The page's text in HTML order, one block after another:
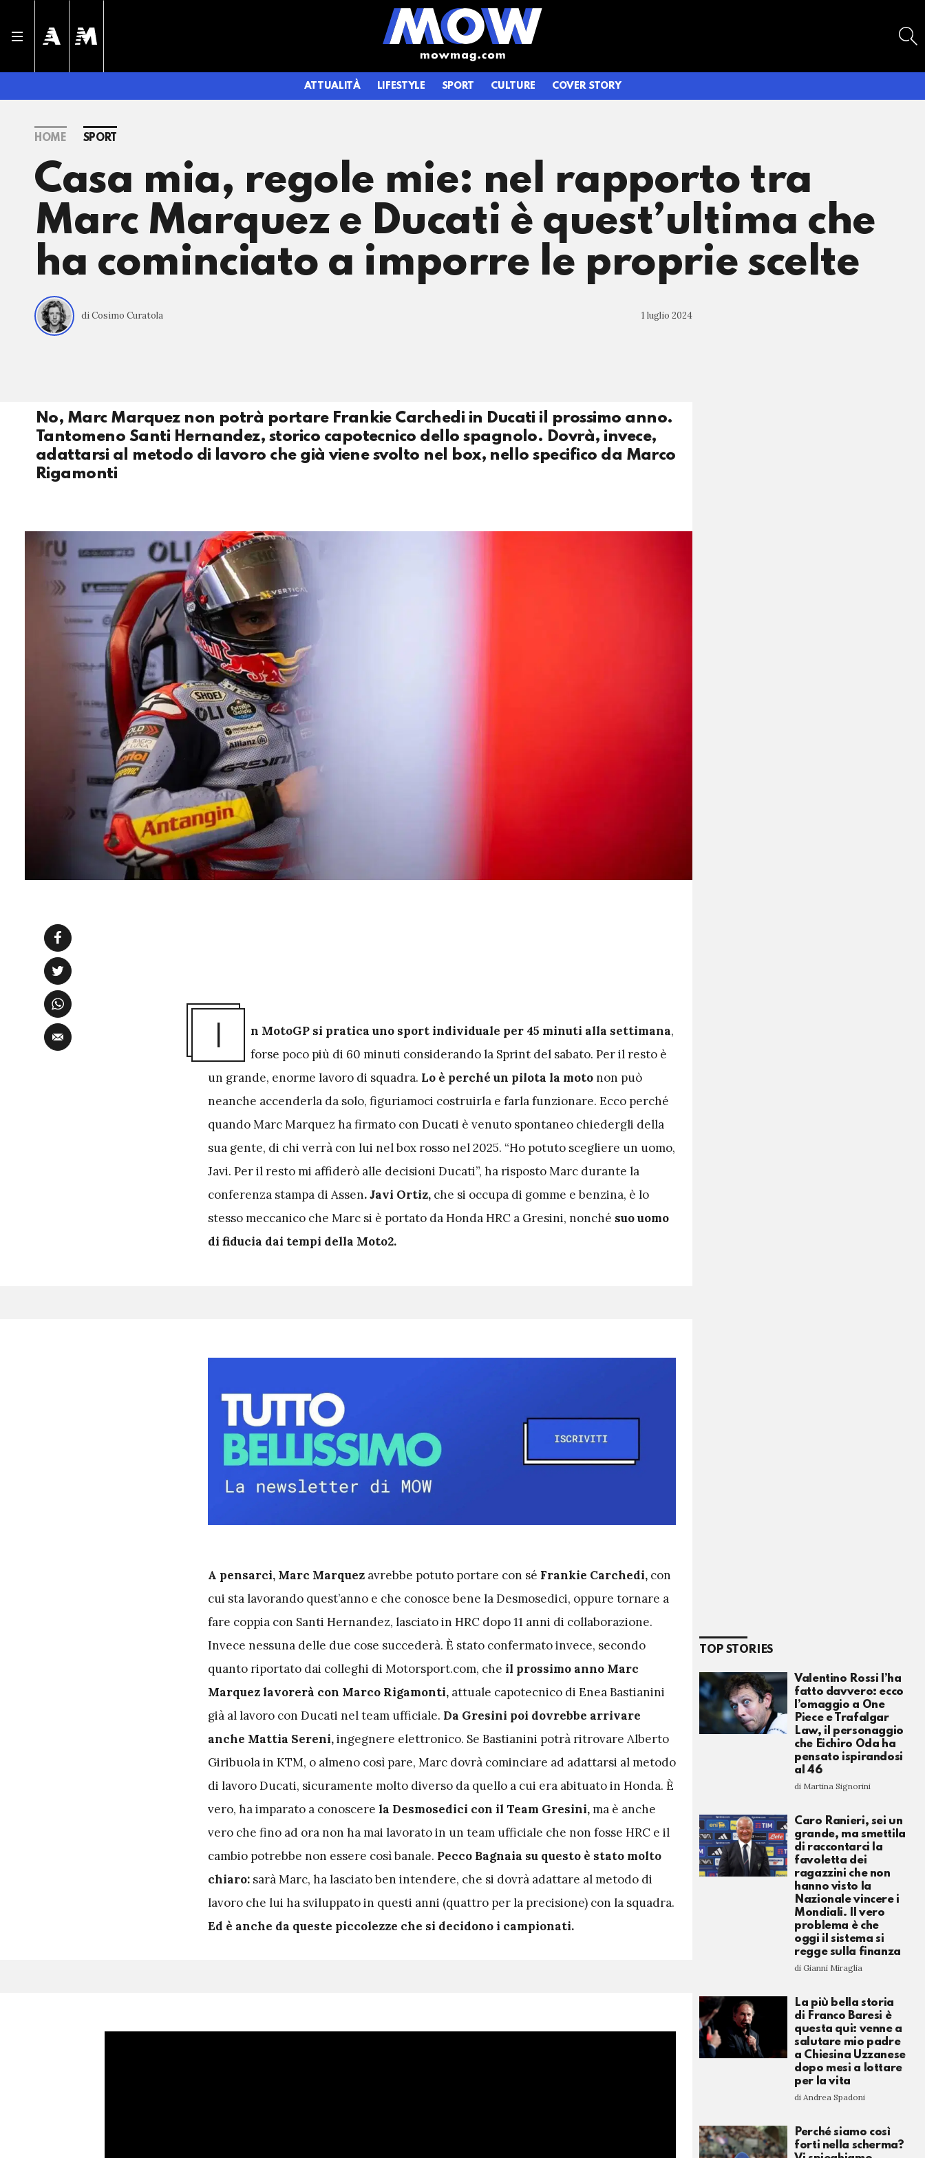
ATTUALITÀ LIFESTYLE SPORT CULTURE COVER STORY
HOME SPORT
Casa mia, regole mie: nel rapporto tra
Marc Marquez e Ducati è quest’ultima che
ha cominciato a imporre le proprie scelte
di Cosimo Curatola 1 luglio 2024
No, Marc Marquez non potrà portare Frankie Carchedi in Ducati il prossimo anno.
Tantomeno Santi Hernandez, storico capotecnico dello spagnolo. Dovrà, invece,
adattarsi al metodo di lavoro che già viene svolto nel box, nello specifico da Marco
Rigamonti
I n MotoGP si pratica uno sport individuale per 45 minuti alla settimana,
forse poco più di 60 minuti considerando la Sprint del sabato. Per il resto è
un grande, enorme lavoro di squadra. Lo è perché un pilota la motonon può
neanche accenderla da solo, figuriamoci costruirla e farla funzionare. Ecco perché
quando Marc Marquez ha firmato con Ducati è venuto spontaneo chiedergli della
sua gente, di chi verrà con lui nel box rosso nel 2025. “Ho potuto scegliere un uomo,
Javi. Per il resto mi affiderò alle decisioni Ducati”, ha risposto Marc durante la
conferenza stampa di Assen. Javi Ortiz, che si occupa di gomme e benzina, è lo
stesso meccanico che Marc si è portato da Honda HRC a Gresini, nonché suo uomo
di fiducia dai tempi della Moto2.
A pensarci, Marc Marquez avrebbe potuto portare con sé Frankie Carchedi, con
cui sta lavorando quest’anno e che conosce bene la Desmosedici, oppure tornare a
fare coppia con Santi Hernandez, lasciato in HRC dopo 11 anni di collaborazione.
Invece nessuna delle due cose succederà. È stato confermato invece, secondo
quanto riportato dai colleghi di Motorsport.com, che il prossimo anno Marc
Marquez lavorerà con Marco Rigamonti, attuale capotecnico di Enea Bastianini
già al lavoro con Ducati nel team ufficiale. Da Gresini poi dovrebbe arrivare
anche Mattia Sereni,ingegnere elettronico. Se Bastianini potrà ritrovare Alberto
Giribuola in KTM, o almeno così pare, Marc dovrà cominciare ad adattarsi al metodo
di lavoro Ducati, sicuramente molto diverso da quello a cui era abituato in Honda. È
vero, ha imparato a conoscere la Desmosedici con il Team Gresini,ma è anche
vero che fino ad ora non ha mai lavorato in un team ufficiale che non fosse HRC e il
cambio potrebbe non essere così banale. Pecco Bagnaia su questo è stato molto
chiaro: sarà Marc, ha lasciato ben intendere, che si dovrà adattare al metodo di
lavoro che lui ha sviluppato in questi anni (quattro per la precisione) con la squadra.
Ed è anche da queste piccolezze che si decidono i campionati.
TOP STORIES
Valentino Rossi l’ha
fatto davvero: ecco
l’omaggio a One
Piece e Trafalgar
Law, il personaggio
che Eichiro Oda ha
pensato ispirandosi
al 46
di Martina Signorini
Caro Ranieri, sei un
grande, ma smettila
di raccontarci la
favoletta dei
ragazzini che non
hanno visto la
Nazionale vincere i
Mondiali. Il vero
problema è che
oggi il sistema si
regge sulla finanza
di Gianni Miraglia
La più bella storia
di Franco Baresi è
questa qui: venne a
salutare mio padre
a Chiesina Uzzanese
dopo mesi a lottare
per la vita
di Andrea Spadoni
Perché siamo così
forti nella scherma?